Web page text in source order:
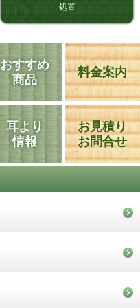
処置
おすすめ
商品
料金案内
耳より
情報
お見積り
お問合せ